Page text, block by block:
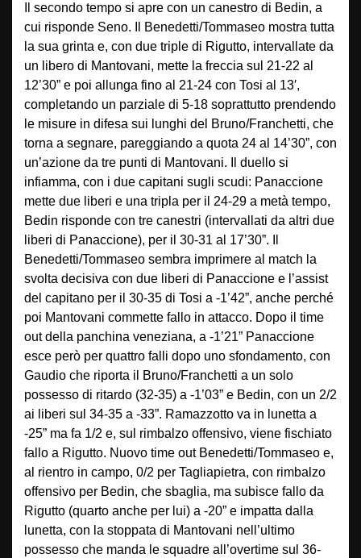
Il secondo tempo si apre con un canestro di Bedin, a
cui risponde Seno. Il Benedetti/Tommaseo mostra tutta
la sua grinta e, con due triple di Rigutto, intervallate da
un libero di Mantovani, mette la freccia sul 21-22 al
12’30” e poi allunga fino al 21-24 con Tosi al 13′,
completando un parziale di 5-18 soprattutto prendendo
le misure in difesa sui lunghi del Bruno/Franchetti, che
torna a segnare, pareggiando a quota 24 al 14’30”, con
un’azione da tre punti di Mantovani. Il duello si
infiamma, con i due capitani sugli scudi: Panaccione
mette due liberi e una tripla per il 24-29 a metà tempo,
Bedin risponde con tre canestri (intervallati da altri due
liberi di Panaccione), per il 30-31 al 17’30”. Il
Benedetti/Tommaseo sembra imprimere al match la
svolta decisiva con due liberi di Panaccione e l’assist
del capitano per il 30-35 di Tosi a -1’42”, anche perché
poi Mantovani commette fallo in attacco. Dopo il time
out della panchina veneziana, a -1’21” Panaccione
esce però per quattro falli dopo uno sfondamento, con
Gaudio che riporta il Bruno/Franchetti a un solo
possesso di ritardo (32-35) a -1’03” e Bedin, con un 2/2
ai liberi sul 34-35 a -33”. Ramazzotto va in lunetta a
-25” ma fa 1/2 e, sul rimbalzo offensivo, viene fischiato
fallo a Rigutto. Nuovo time out Benedetti/Tommaseo e,
al rientro in campo, 0/2 per Tagliapietra, con rimbalzo
offensivo per Bedin, che sbaglia, ma subisce fallo da
Rigutto (quarto anche per lui) a -20” e impatta dalla
lunetta, con la stoppata di Mantovani nell’ultimo
possesso che manda le squadre all’overtime sul 36-